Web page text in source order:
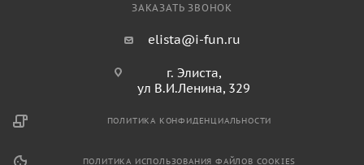
ЗАКАЗАТЬ ЗВОНОК
elista@i-fun.ru
г. Элиста,
ул В.И.Ленина, 329
ПОЛИТИКА КОНФИДЕНЦИАЛЬНОСТИ
ПОЛИТИКА ИСПОЛЬЗОВАНИЯ ФАЙЛОВ COOKIES